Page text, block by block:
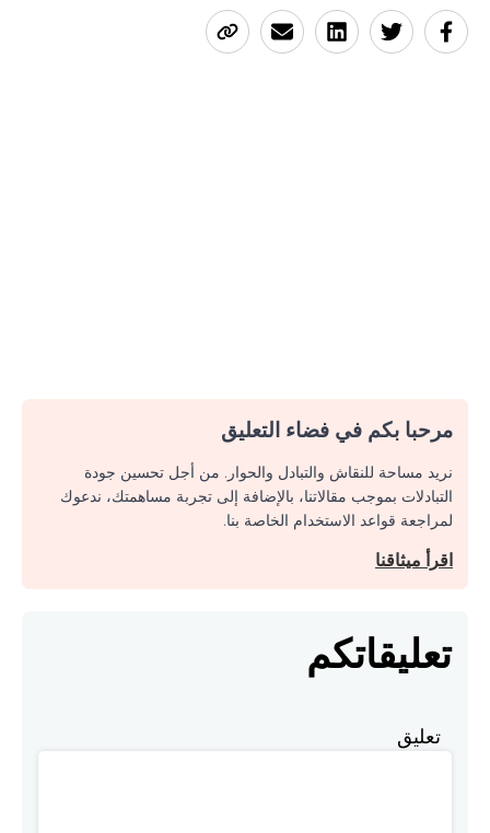
مرحبا بكم في فضاء التعليق
نريد مساحة للنقاش والتبادل والحوار. من أجل تحسين جودة
التبادلات بموجب مقالاتنا، بالإضافة إلى تجربة مساهمتك، ندعوك
لمراجعة قواعد الاستخدام الخاصة بنا.
اقرأ ميثاقنا
تعليقاتكم
تعليق